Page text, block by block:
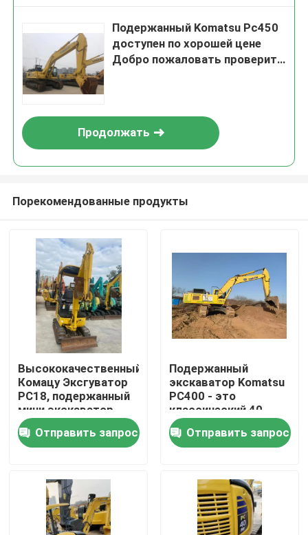
Домой
Продукты
Видеозаписи
Подержанный Komatsu Pc450
доступен по хорошей цене
Добро пожаловать проверить
Продолжать
Порекомендованные продукты
Высококачественный
Комацу Эксгуватор
PC18, подержанный
мини экскаватор
Отправить запрос
Подержанный
экскаватор Komatsu
PC400 - это
классический 40-
тонный экскаватор
из Японии
Отправить запрос